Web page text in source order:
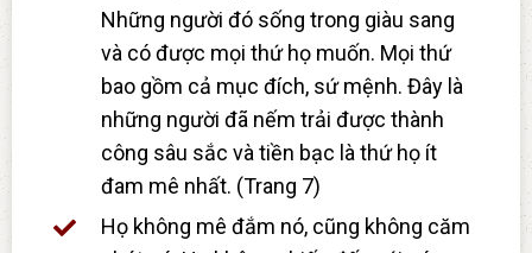
Những người đó sống trong giàu sang
và có được mọi thứ họ muốn. Mọi thứ
bao gồm cả mục đích, sứ mệnh. Đây là
những người đã nếm trải được thành
công sâu sắc và tiền bạc là thứ họ ít
đam mê nhất. (Trang 7)
Họ không mê đắm nó, cũng không căm